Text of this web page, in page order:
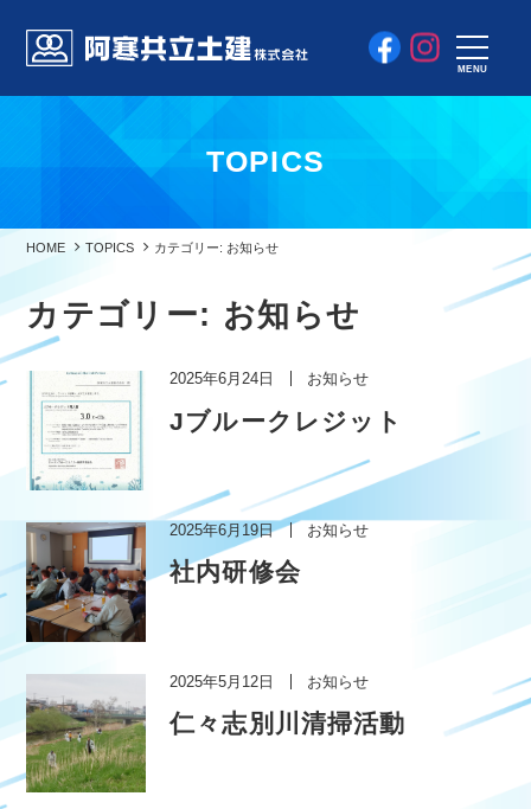
MENU
HOME TOPICS カテゴリー: お知らせ
TOPICS
カテゴリー: お知らせ
2025年6月24日 お知らせ
Jブルークレジット
2025年6月19日 お知らせ
社内研修会
2025年5月12日 お知らせ
仁々志別川清掃活動